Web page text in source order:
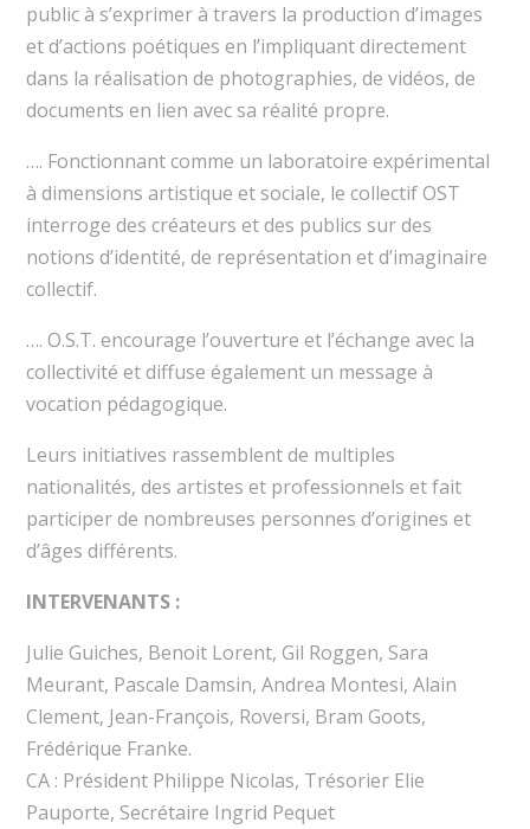
public à s’exprimer à travers la production d’images
et d’actions poétiques en l’impliquant directement
dans la réalisation de photographies, de vidéos, de
documents en lien avec sa réalité propre.
…. Fonctionnant comme un laboratoire expérimental
à dimensions artistique et sociale, le collectif OST
interroge des créateurs et des publics sur des
notions d’identité, de représentation et d’imaginaire
collectif.
…. O.S.T. encourage l’ouverture et l’échange avec la
collectivité et diffuse également un message à
vocation pédagogique.
Leurs initiatives rassemblent de multiples
nationalités, des artistes et professionnels et fait
participer de nombreuses personnes d’origines et
d’âges différents.
INTERVENANTS :
Julie Guiches, Benoit Lorent, Gil Roggen, Sara
Meurant, Pascale Damsin, Andrea Montesi, Alain
Clement, Jean-François, Roversi, Bram Goots,
Frédérique Franke.
CA : Président Philippe Nicolas, Trésorier Elie
Pauporte, Secrétaire Ingrid Pequet